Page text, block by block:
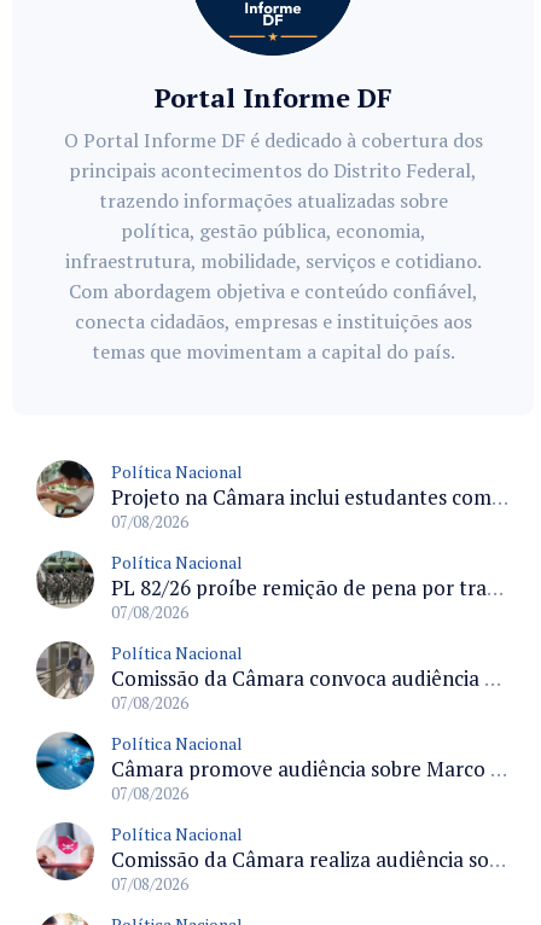
Portal Informe DF
O Portal Informe DF é dedicado à cobertura dos
principais acontecimentos do Distrito Federal,
trazendo informações atualizadas sobre
política, gestão pública, economia,
infraestrutura, mobilidade, serviços e cotidiano.
Com abordagem objetiva e conteúdo confiável,
conecta cidadãos, empresas e instituições aos
temas que movimentam a capital do país.
Política Nacional
Projeto na Câmara inclui estudantes com deficiência no regime escolar especial da LDB e estabelece critérios para frequência
07/08/2026
Política Nacional
PL 82/26 proíbe remição de pena por trabalho em funções militares para condenados por crimes contra o Estado Democrático de Direito
07/08/2026
Política Nacional
Comissão da Câmara convoca audiência para discutir misoginia nas escolas e universidades após divulgação de listas misóginas
07/08/2026
Política Nacional
Câmara promove audiência sobre Marco de Fomento à Economia Digital e impactos da inteligência artificial
07/08/2026
Política Nacional
Comissão da Câmara realiza audiência sobre apostas online para medir o tamanho do mercado ilegal
07/08/2026